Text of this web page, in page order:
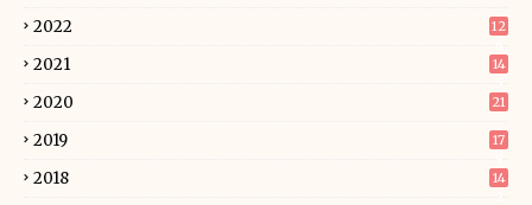
2022
12
2021
14
2020 21
2019
17
2018
14